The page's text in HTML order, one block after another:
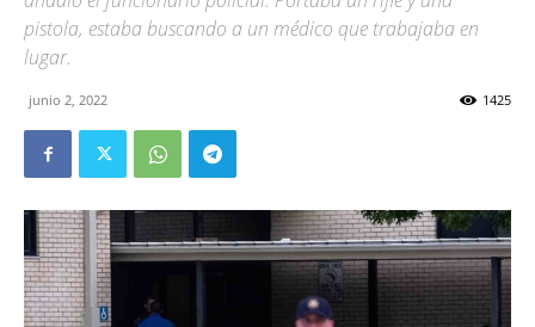
pistola, estaba buscando a un médico que trabajaba en
lugar.
junio 2, 2022 1425